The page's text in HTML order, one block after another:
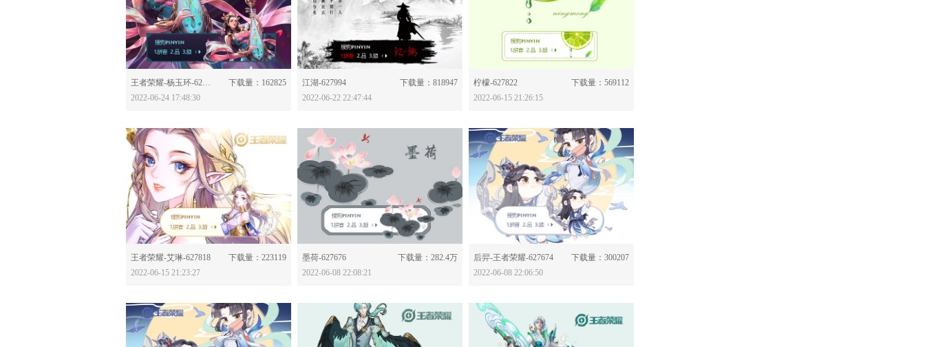
分享：
王者荣耀-杨玉环-628026
下载量：162825
2022-06-24 17:48:30
江湖-627994
下载量：818947
2022-06-22 22:47:44
柠檬-627822
下载量：569112
2022-06-15 21:26:15
分享：
王者荣耀-艾琳-627818
下载量：223119
2022-06-15 21:23:27
墨荷-627676
下载量：282.4万
2022-06-08 22:08:21
分享：
后羿-王者荣耀-627674
下载量：300207
2022-06-08 22:06:50